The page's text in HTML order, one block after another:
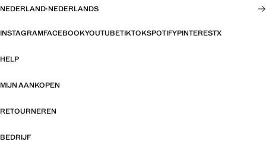
NEDERLAND·NEDERLANDS
INSTAGRAMFACEBOOKYOUTUBETIKTOKSPOTIFYPINTERESTX
HELP
MIJN AANKOPEN
RETOURNEREN
BEDRIJF